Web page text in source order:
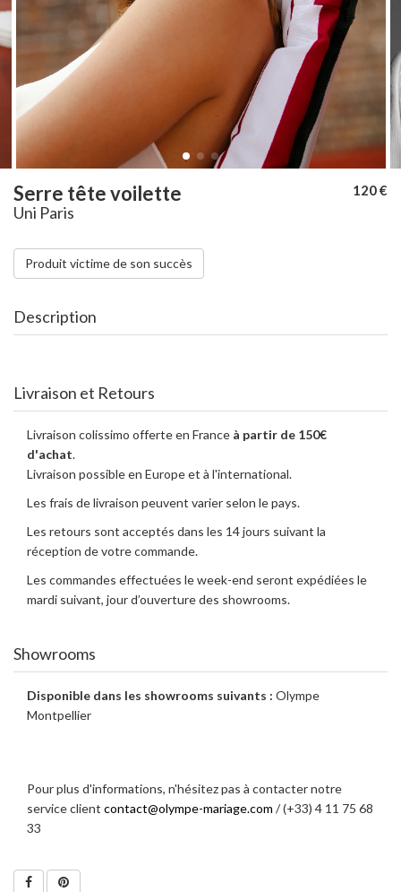
Serre tête voilette 120 €
Uni Paris
Produit victime de son succès
Description
Livraison et Retours
Livraison colissimo offerte en France à partir de 150€
d'achat.
Livraison possible en Europe et à l'international.
Les frais de livraison peuvent varier selon le pays.
Les retours sont acceptés dans les 14 jours suivant la
réception de votre commande.
Les commandes effectuées le week-end seront expédiées le
mardi suivant, jour d’ouverture des showrooms.
Showrooms
Disponible dans les showrooms suivants : Olympe
Montpellier
Pour plus d'informations, n'hésitez pas à contacter notre
service client contact@olympe-mariage.com / (+33) 4 11 75 68
33